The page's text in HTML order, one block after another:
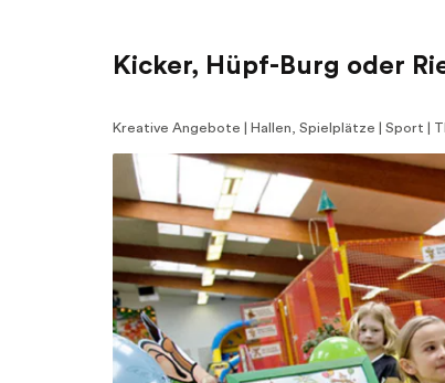
Kicker, Hüpf-Burg oder
Kreative Angebote | Hallen, Spielplätze | Sport |